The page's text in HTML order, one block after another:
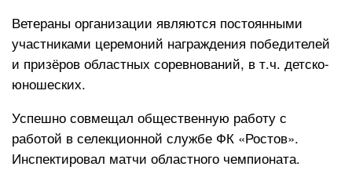
Ветераны организации являются постоянными
участниками церемоний награждения победителей
и призёров областных соревнований, в т.ч. детско-
юношеских.
Успешно совмещал общественную работу с
работой в селекционной службе ФК «Ростов».
Инспектировал матчи областного чемпионата.